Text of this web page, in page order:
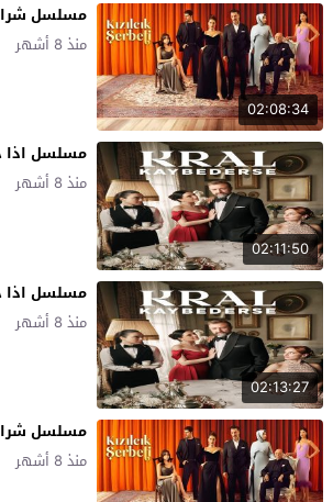
02:08:34
مسلسل شراب
منذ 8 أشهر
02:11:50
مسلسل اذا
منذ 8 أشهر
02:13:27
مسلسل اذا
منذ 8 أشهر
مسلسل شراب
منذ 8 أشهر